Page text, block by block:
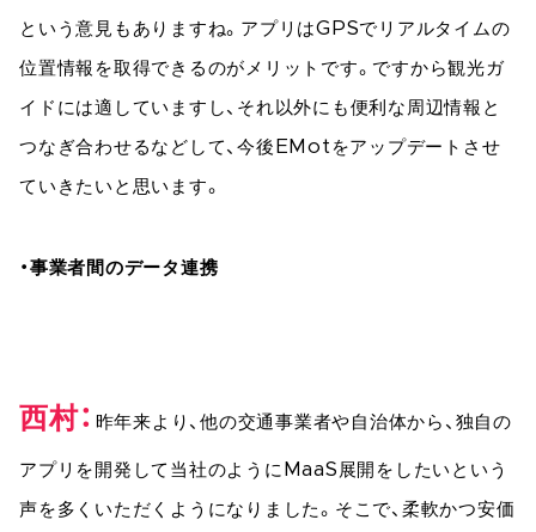
という意見もありますね。アプリはGPSでリアルタイムの
位置情報を取得できるのがメリットです。ですから観光ガ
イドには適していますし、それ以外にも便利な周辺情報と
つなぎ合わせるなどして、今後EMotをアップデートさせ
ていきたいと思います。
・事業者間のデータ連携
西村 昨年来より、他の交通事業者や自治体から、独自の
アプリを開発して当社のようにMaaS展開をしたいという
声を多くいただくようになりました。そこで、柔軟かつ安価